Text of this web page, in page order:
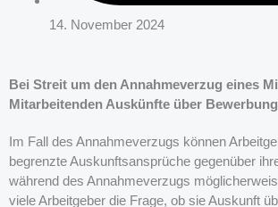
14. November 2024
Bei Streit um den Annahmeverzug eines
Mitarbeitenden Auskünfte über
Im Fall des Annahmeverzugs können
begrenzte Auskunftsansprüche gegenüber
während des Annahmeverzugs
viele Arbeitgeber die Frage, ob sie Auskunft